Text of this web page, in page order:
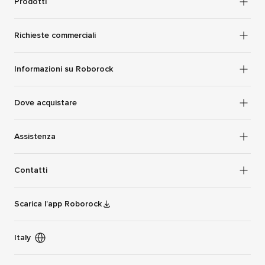
Richieste commerciali
Informazioni su Roborock
Dove acquistare
Assistenza
Contatti
Scarica l’app Roborock
Italy